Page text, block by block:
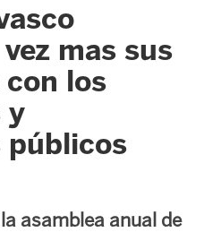
mas sus
los
y
públicos
asamblea anual de